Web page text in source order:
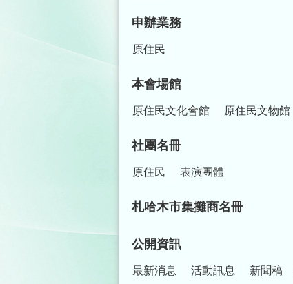
申辦業務
原住民
本會場館
原住民文化會館 原住民文物館
社團名冊
原住民 表演團體
札哈木市集攤商名冊
公開資訊
最新消息 活動訊息 新聞稿